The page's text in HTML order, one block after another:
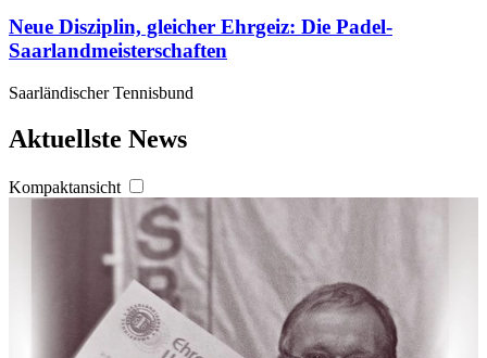
Neue Disziplin, gleicher Ehrgeiz: Die Padel-
Saarlandmeisterschaften
Saarländischer Tennisbund
Aktuellste News
Kompaktansicht